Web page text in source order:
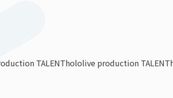
TALENThololive production TALENT